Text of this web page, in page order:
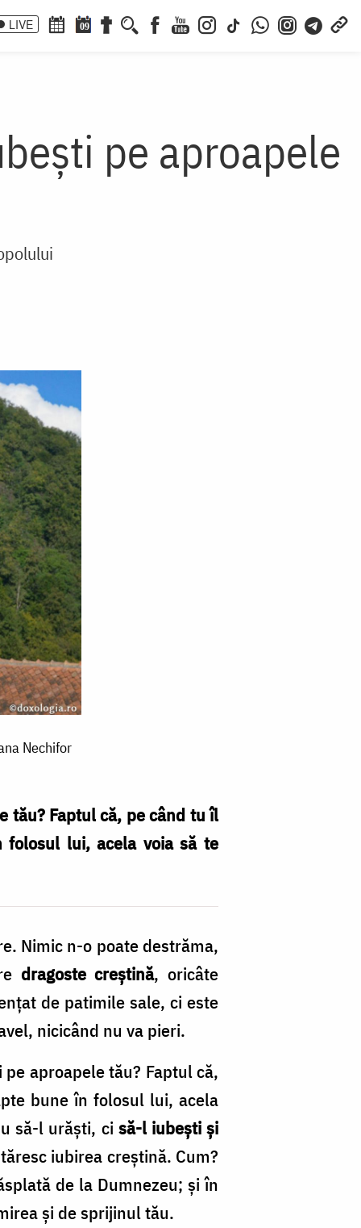
LIVE 09
pe aproapele
Nechifor
tău? Faptul că, pe când tu îl
folosul lui, acela voia să te
Nimic n-o poate destrăma,
dragoste creştină, oricâte
de patimile sale, ci este
nicicând nu va pieri.
aproapele tău? Faptul că,
bune în folosul lui, acela
să-l urăşti, ci să-l iubeşti şi
iubirea creştină. Cum?
de la Dumnezeu; şi în
şi de sprijinul tău.